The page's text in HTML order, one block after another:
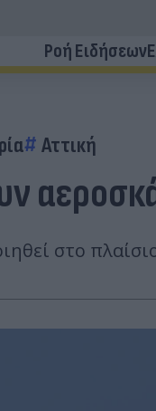
Ροή Ειδήσεων
Αττική
στο